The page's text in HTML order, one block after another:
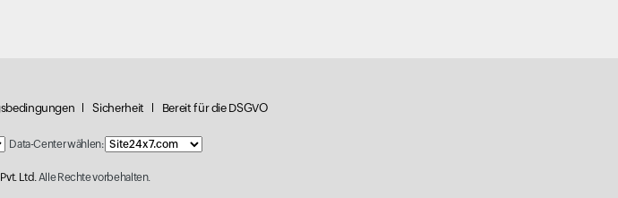
Sicherheit Bereit für die DSGVO
Data-Center wählen:
Ltd.Alle Rechte vorbehalten.